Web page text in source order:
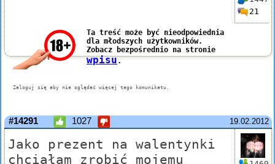
21
19.02.2012
#14291 1027
Jako prezent na walentynki
chciałam zrobić mojemu